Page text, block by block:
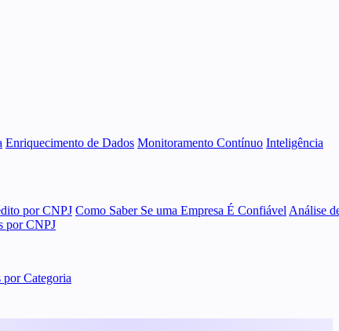
Enriquecimento de Dados Monitoramento Contínuo Inteligência
por CNPJ Como Saber Se uma Empresa É Confiável Análise
por CNPJ
por Categoria